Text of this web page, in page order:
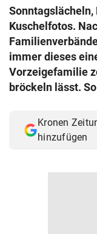
search
eingeben
© Krone Multimedia
Muthgasse 2, 1190
Kuschelfotos.
immer dieses
Vorzeigefamilie
bröckeln lässt.
Kronen
hinzufügen